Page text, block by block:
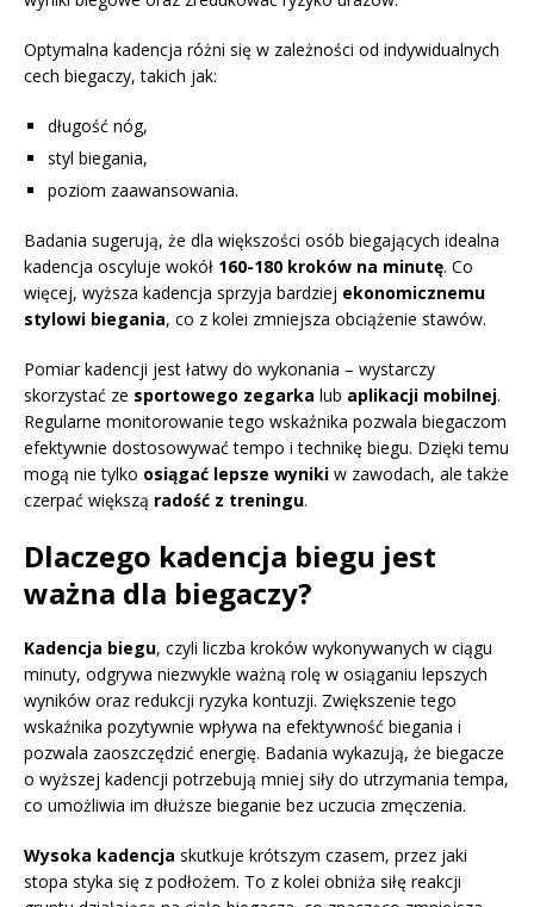
Optymalna kadencja różni się w zależności od indywidualnych
cech biegaczy, takich jak:
długość nóg,
styl biegania,
poziom zaawansowania.
Badania sugerują, że dla większości osób biegających idealna
kadencja oscyluje wokół 160-180 kroków na minutę. Co
więcej, wyższa kadencja sprzyja bardziej ekonomicznemu
stylowi biegania, co z kolei zmniejsza obciążenie stawów.
Pomiar kadencji jest łatwy do wykonania – wystarczy
skorzystać ze sportowego zegarka lub aplikacji mobilnej.
Regularne monitorowanie tego wskaźnika pozwala biegaczom
efektywnie dostosowywać tempo i technikę biegu. Dzięki temu
mogą nie tylko osiągać lepsze wyniki w zawodach, ale także
czerpać większą radość z treningu.
Dlaczego kadencja biegu jest
ważna dla biegaczy?
Kadencja biegu, czyli liczba kroków wykonywanych w ciągu
minuty, odgrywa niezwykle ważną rolę w osiąganiu lepszych
wyników oraz redukcji ryzyka kontuzji. Zwiększenie tego
wskaźnika pozytywnie wpływa na efektywność biegania i
pozwala zaoszczędzić energię. Badania wykazują, że biegacze
o wyższej kadencji potrzebują mniej siły do utrzymania tempa,
co umożliwia im dłuższe bieganie bez uczucia zmęczenia.
Wysoka kadencja skutkuje krótszym czasem, przez jaki
stopa styka się z podłożem. To z kolei obniża siłę reakcji